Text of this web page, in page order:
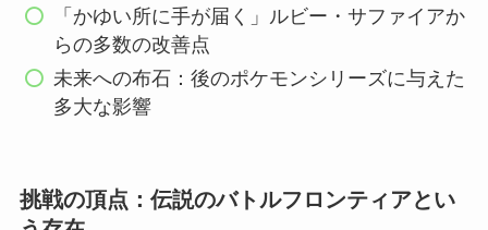
「かゆい所に手が届く」ルビー・サファイアか
らの多数の改善点
未来への布石：後のポケモンシリーズに与えた
多大な影響
挑戦の頂点：伝説のバトルフロンティアとい